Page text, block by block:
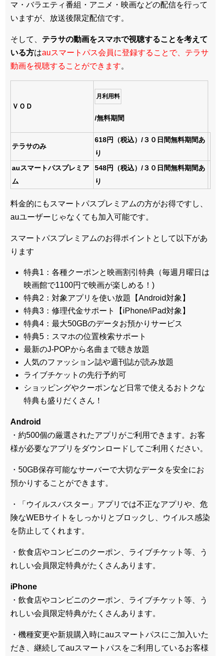
マ・バラエティ番組・アニメ・映画などの配信を行って
いますが、放送後限定配信です。
そして、 テラサの動画をスマホで視聴することを考えて
いる方はauスマートパス会員に登録することで、テラサ
動画を視聴することができます。
ＶＯＤ
月利用料
/無料期間
テラサのみ
618円（税込）/３０日間無料期間あ
り
auスマートパスプレミア
ム
548円（税込）/３０日間無料期間あ
り
料金的にもスマートパスプレミアムの方がお得ですし、
auユーザーじゃなくても加入可能です。
スマートパスプレミアムのお得ポイントとして以下があ
ります
特典1：各種クーポンと映画割引特典（毎週月曜日は
映画館で1100円で映画が楽しめる！)
特典2：対象アプリを使い放題【Android対象】
特典3：修理代金サポート【iPhone/iPad対象】
特典4：最大50GBのデータお預かりサービス
特典5：スマホの位置検索サポート
最新のJ-POPから名曲まで聴き放題
人気のファッション誌や週刊誌が読み放題
ライブチケットの先行予約可
ショッピングやクーポンなど日常で使えるおトクな
特典も盛りだくさん！
Android
・約500個の厳選されたアプリがご利用できます。お客
様が必要なアプリをダウンロードしてご利用ください。
・50GB保存可能なサーバーで大切なデータを安全にお
預かりすることができます。
・「ウイルスバスター」アプリでは不正なアプリや、危
険なWEBサイトをしっかりとブロックし、ウイルス感染
を防止してくれます。
・飲食店やコンビニのクーポン、ライブチケット等、う
れしい会員限定特典がたくさんあります。
iPhone
・飲食店やコンビニのクーポン、ライブチケット等、う
れしい会員限定特典がたくさんあります。
・機種変更や新規購入時にauスマートパスにご加入いた
だき、継続してauスマートパスをご利用しているお客様